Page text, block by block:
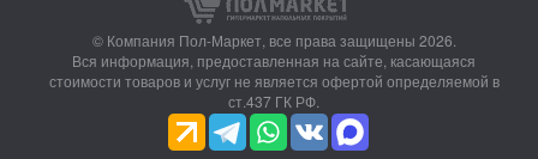
© Компания Пол-Маркет, все права защищены 2026.
Вся информация, предоставленная на сайте, касающаяся
стоимости товаров и услуг не является офертой определяемой в
ст.437 ГК РФ.